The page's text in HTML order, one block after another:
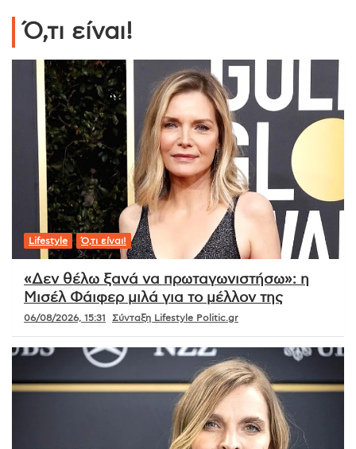
Ό,τι είναι!
Lifestyle Ό,τι είναι!
«Δεν θέλω ξανά να πρωταγωνιστήσω»: η
Μισέλ Φάιφερ μιλά για το μέλλον της
06/08/2026, 15:31 Σύνταξη Lifestyle Politic.gr